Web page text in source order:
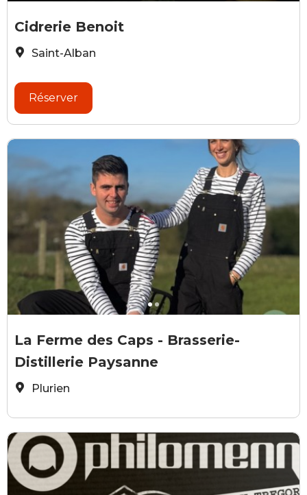
©Cidrerie BENOIT
Cidrerie Benoit
Saint-Alban
Réserver
La Ferme des Caps - Brasserie-
Distillerie Paysanne
Plurien